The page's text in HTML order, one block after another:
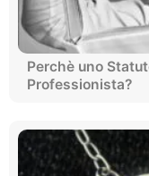
Perchè uno
Professionista?